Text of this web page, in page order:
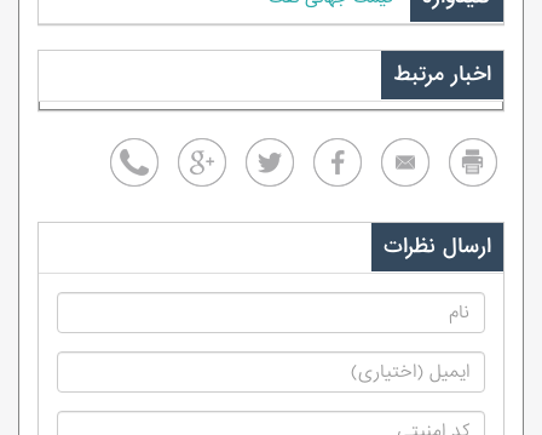
اخبار مرتبط
ارسال نظرات